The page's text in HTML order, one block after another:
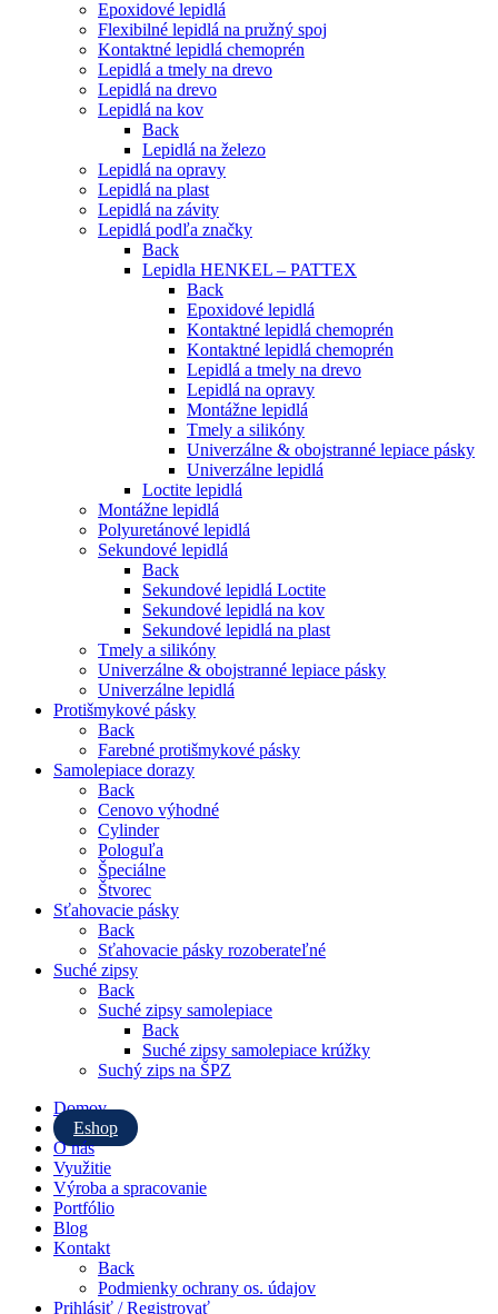
Epoxidové lepidlá
Flexibilné lepidlá na pružný spoj
Kontaktné lepidlá chemoprén
Lepidlá a tmely na drevo
Lepidlá na drevo
Lepidlá na kov
Back
Lepidlá na železo
Lepidlá na opravy
Lepidlá na plast
Lepidlá na závity
Lepidlá podľa značky
Back
Lepidla HENKEL – PATTEX
Back
Epoxidové lepidlá
Kontaktné lepidlá chemoprén
Kontaktné lepidlá chemoprén
Lepidlá a tmely na drevo
Lepidlá na opravy
Montážne lepidlá
Tmely a silikóny
Univerzálne & obojstranné lepiace pásky
Univerzálne lepidlá
Loctite lepidlá
Montážne lepidlá
Polyuretánové lepidlá
Sekundové lepidlá
Back
Sekundové lepidlá Loctite
Sekundové lepidlá na kov
Sekundové lepidlá na plast
Tmely a silikóny
Univerzálne & obojstranné lepiace pásky
Univerzálne lepidlá
Protišmykové pásky
Back
Farebné protišmykové pásky
Samolepiace dorazy
Back
Cenovo výhodné
Cylinder
Pologuľa
Špeciálne
Štvorec
Sťahovacie pásky
Back
Sťahovacie pásky rozoberateľné
Suché zipsy
Back
Suché zipsy samolepiace
Back
Suché zipsy samolepiace krúžky
Suchý zips na ŠPZ
Domov
Eshop
O nás
Využitie
Výroba a spracovanie
Portfólio
Blog
Kontakt
Back
Podmienky ochrany os. údajov
Prihlásiť / Registrovať